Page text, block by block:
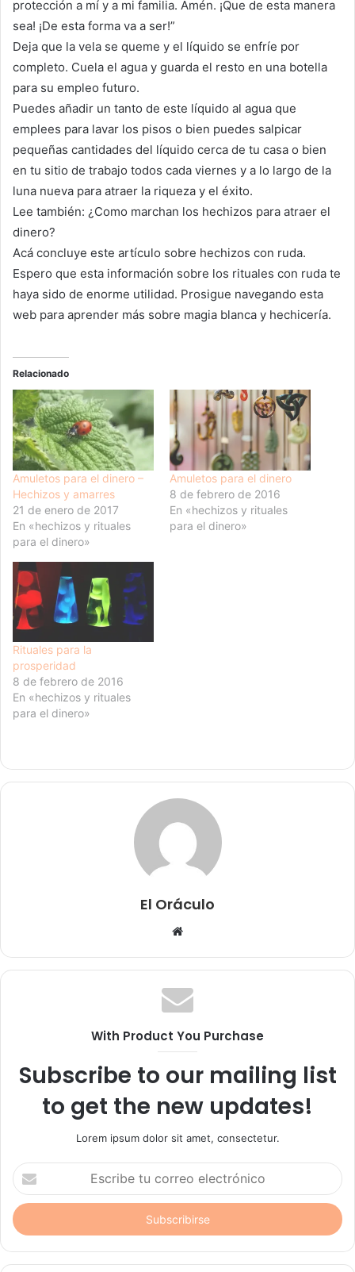
protección a mí y a mi familia. Amén. ¡Que de esta manera
sea! ¡De esta forma va a ser!”
Deja que la vela se queme y el líquido se enfríe por
completo. Cuela el agua y guarda el resto en una botella
para su empleo futuro.
Puedes añadir un tanto de este líquido al agua que
emplees para lavar los pisos o bien puedes salpicar
pequeñas cantidades del líquido cerca de tu casa o bien
en tu sitio de trabajo todos cada viernes y a lo largo de la
luna nueva para atraer la riqueza y el éxito.
Lee también: ¿Como marchan los hechizos para atraer el
dinero?
Acá concluye este artículo sobre hechizos con ruda.
Espero que esta información sobre los rituales con ruda te
haya sido de enorme utilidad. Prosigue navegando esta
web para aprender más sobre magia blanca y hechicería.
Relacionado
Amuletos para el dinero –
Hechizos y amarres
21 de enero de 2017
En «hechizos y rituales
para el dinero»
Amuletos para el dinero
8 de febrero de 2016
En «hechizos y rituales
para el dinero»
Rituales para la
prosperidad
8 de febrero de 2016
En «hechizos y rituales
para el dinero»
El Oráculo
Sitio
With Product You Purchase
Subscribe to our mailing list
to get the new updates!
Lorem ipsum dolor sit amet, consectetur.
Escribe
tu
correo
electrónico